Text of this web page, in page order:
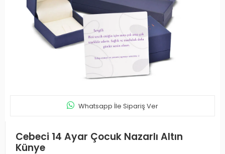
Whatsapp İle Sipariş Ver
Cebeci 14 Ayar Çocuk Nazarlı Altın
Künye